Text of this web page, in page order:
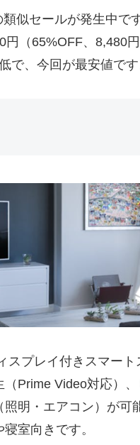
似セールが発生中で
（65%OFF、8,480
で、今回が最安値で
スプレイ付きスマー
Prime Video対応）
明・エアコン）が
室向きです。